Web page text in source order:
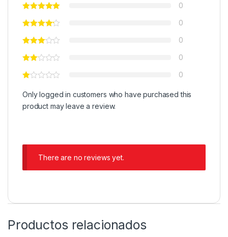
0
0
0
0
0
Only logged in customers who have purchased this
product may leave a review.
There are no reviews yet.
Productos relacionados